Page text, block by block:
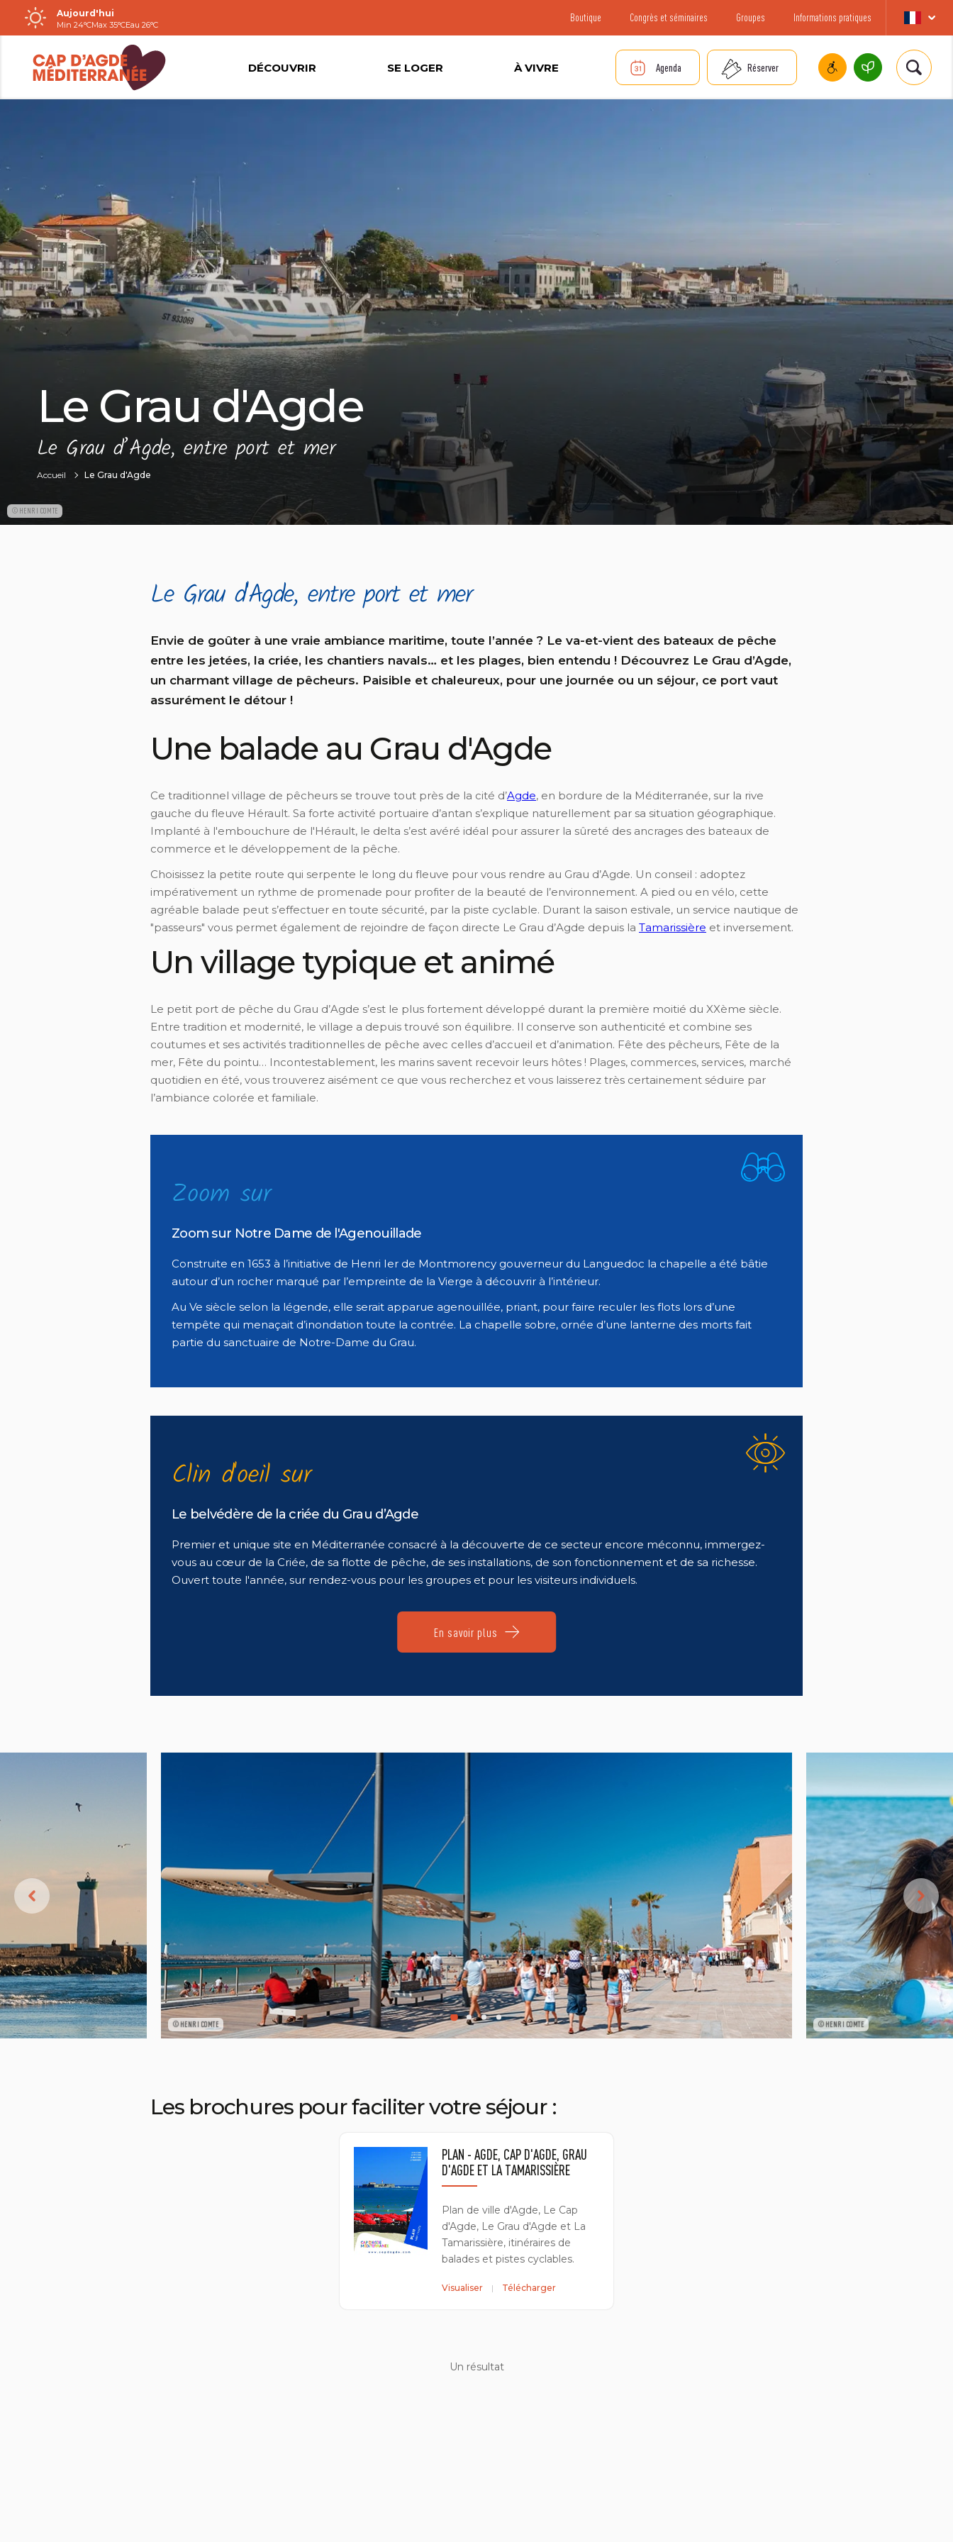
Passer
au
contenu
Aujourd'hui
Min 24°CMax 35°CEau 26°C
Boutique Congrès et séminaires Groupes Informations pratiques
DÉCOUVRIR SE LOGER À VIVRE Agenda Réserver
©HENRI COMTE
Le Grau d'Agde
Le Grau d’Agde, entre port et mer
Accueil Le Grau d'Agde
Le Grau d'Agde, entre port et mer
Envie de goûter à une vraie ambiance maritime, toute l’année ? Le va-et-vient des bateaux de pêche
entre les jetées, la criée, les chantiers navals… et les plages, bien entendu ! Découvrez Le Grau d’Agde,
un charmant village de pêcheurs. Paisible et chaleureux, pour une journée ou un séjour, ce port vaut
assurément le détour !
Une balade au Grau d'Agde
Ce traditionnel village de pêcheurs se trouve tout près de la cité d’Agde, en bordure de la Méditerranée, sur la rive
gauche du fleuve Hérault. Sa forte activité portuaire d’antan s’explique naturellement par sa situation géographique.
Implanté à l'embouchure de l'Hérault, le delta s’est avéré idéal pour assurer la sûreté des ancrages des bateaux de
commerce et le développement de la pêche.
Choisissez la petite route qui serpente le long du fleuve pour vous rendre au Grau d’Agde. Un conseil : adoptez
impérativement un rythme de promenade pour profiter de la beauté de l’environnement. A pied ou en vélo, cette
agréable balade peut s’effectuer en toute sécurité, par la piste cyclable. Durant la saison estivale, un service nautique de
"passeurs" vous permet également de rejoindre de façon directe Le Grau d’Agde depuis la Tamarissière et inversement.
Un village typique et animé
Le petit port de pêche du Grau d’Agde s’est le plus fortement développé durant la première moitié du XXème siècle.
Entre tradition et modernité, le village a depuis trouvé son équilibre. Il conserve son authenticité et combine ses
coutumes et ses activités traditionnelles de pêche avec celles d’accueil et d’animation. Fête des pêcheurs, Fête de la
mer, Fête du pointu… Incontestablement, les marins savent recevoir leurs hôtes ! Plages, commerces, services, marché
quotidien en été, vous trouverez aisément ce que vous recherchez et vous laisserez très certainement séduire par
l’ambiance colorée et familiale.
Zoom sur
Zoom sur Notre Dame de l'Agenouillade
Construite en 1653 à l’initiative de Henri Ier de Montmorency gouverneur du Languedoc la chapelle a été bâtie
autour d’un rocher marqué par l’empreinte de la Vierge à découvrir à l’intérieur.
Au Ve siècle selon la légende, elle serait apparue agenouillée, priant, pour faire reculer les flots lors d’une
tempête qui menaçait d’inondation toute la contrée. La chapelle sobre, ornée d’une lanterne des morts fait
partie du sanctuaire de Notre-Dame du Grau.
Clin d'oeil sur
Le belvédère de la criée du Grau d’Agde
Premier et unique site en Méditerranée consacré à la découverte de ce secteur encore méconnu, immergez-
vous au cœur de la Criée, de sa flotte de pêche, de ses installations, de son fonctionnement et de sa richesse.
Ouvert toute l'année, sur rendez-vous pour les groupes et pour les visiteurs individuels.
En savoir plus
©HENRI COMTE ©HENRI COMTE
Les brochures pour faciliter votre séjour :
PLAN - AGDE, CAP D'AGDE, GRAU
D'AGDE ET LA TAMARISSIÈRE
Plan de ville d'Agde, Le Cap
d'Agde, Le Grau d'Agde et La
Tamarissière, itinéraires de
balades et pistes cyclables.
Visualiser Télécharger
Un résultat